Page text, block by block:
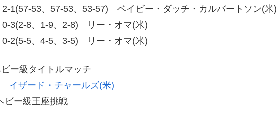
1(57-53、57-53、53-57) ベイビー・ダッチ・カルバートソン(米)
3(2-8、1-9、2-8) リー・オマ(米)
2(5-5、4-5、3-5) リー・オマ(米)
ー級タイトルマッチ
イザード・チャールズ(米)
ビー級王座挑戦